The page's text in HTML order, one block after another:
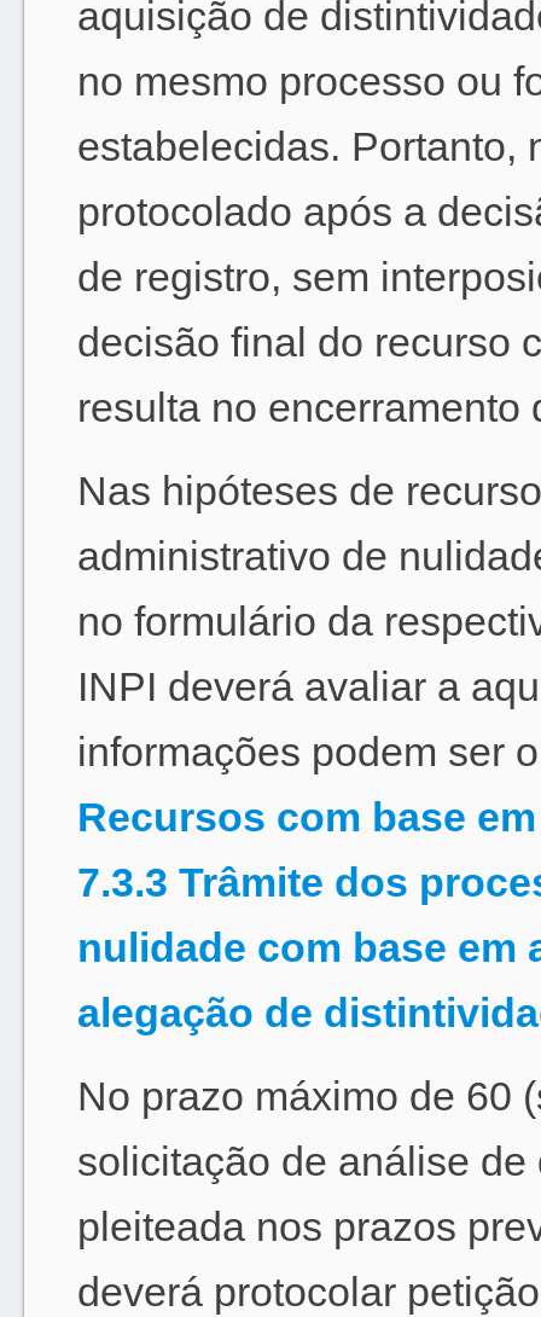
aquisição de
no mesmo processo ou
estabelecidas. Portanto,
protocolado após a
de registro, sem
decisão final do recurso
resulta no encerramento
Nas hipóteses de
administrativo de
no formulário da
INPI deverá avaliar a
informações podem ser
Recursos com base
7.3.3 Trâmite dos
nulidade com base em
alegação de
No prazo máximo de 60
solicitação de análise
pleiteada nos prazos
deverá protocolar